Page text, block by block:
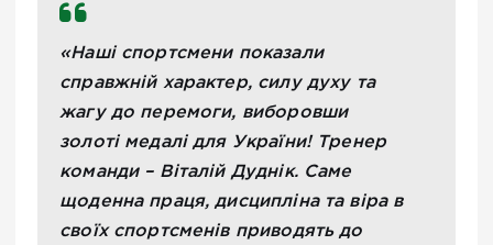
«Наші спортсмени показали
справжній характер, силу духу та
жагу до перемоги, виборовши
золоті медалі для України! Тренер
команди – Віталій Дуднік. Саме
щоденна праця, дисципліна та віра в
своїх спортсменів приводять до